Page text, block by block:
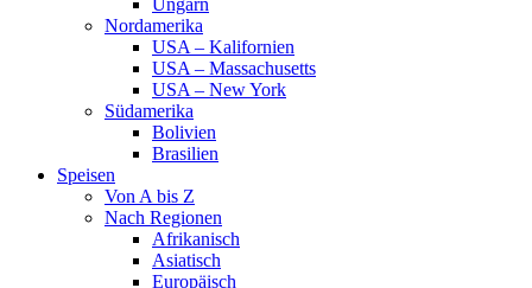
Ungarn
Nordamerika
USA – Kalifornien
USA – Massachusetts
USA – New York
Südamerika
Bolivien
Brasilien
Speisen
Von A bis Z
Nach Regionen
Afrikanisch
Asiatisch
Europäisch